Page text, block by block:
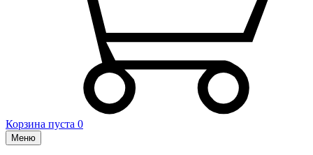
Корзина пуста 0
Меню